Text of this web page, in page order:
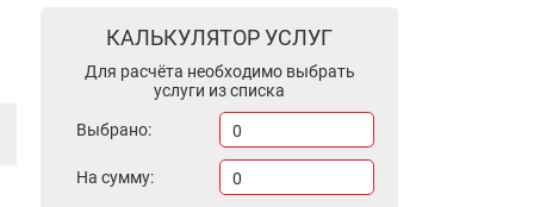
КАЛЬКУЛЯТОР УСЛУГ
Для расчёта необходимо выбрать
услуги из списка
Выбрано: 0
На сумму: 0